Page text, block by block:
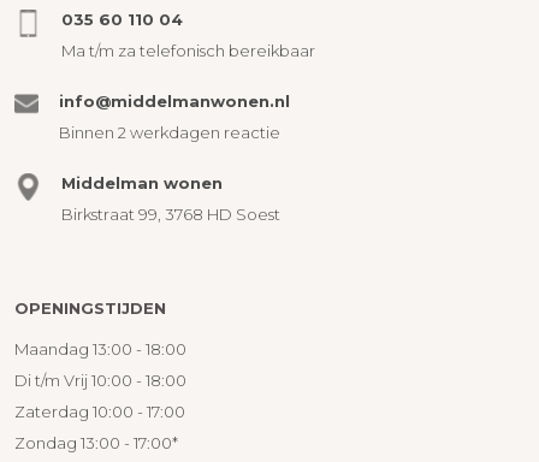
035 60 110 04
Ma t/m za telefonisch bereikbaar
info@middelmanwonen.nl
Binnen 2 werkdagen reactie
Middelman wonen
Birkstraat 99, 3768 HD Soest
OPENINGSTIJDEN
Maandag 13:00 - 18:00
Di t/m Vrij 10:00 - 18:00
Zaterdag 10:00 - 17:00
Zondag 13:00 - 17:00*